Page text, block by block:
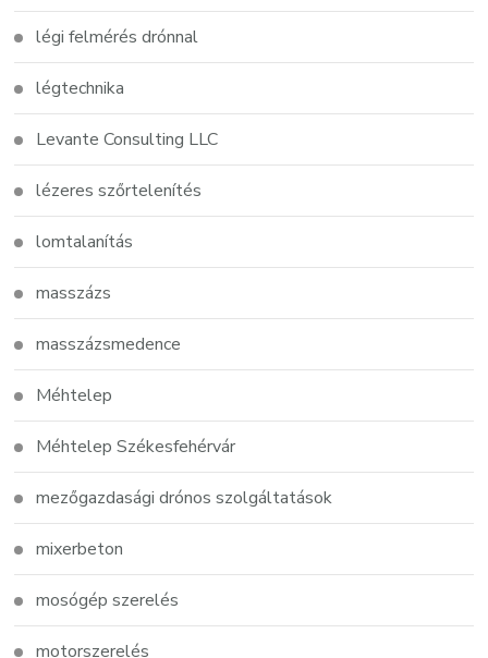
légi felmérés drónnal
légtechnika
Levante Consulting LLC
lézeres szőrtelenítés
lomtalanítás
masszázs
masszázsmedence
Méhtelep
Méhtelep Székesfehérvár
mezőgazdasági drónos szolgáltatások
mixerbeton
mosógép szerelés
motorszerelés